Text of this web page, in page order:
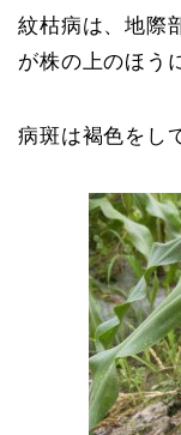
紋枯病は、地際
が株の上のほう
病斑は褐色をし